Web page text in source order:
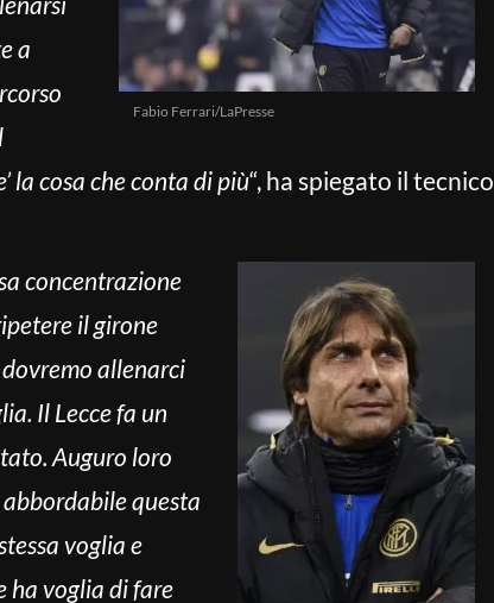
Fabio Ferrari/LaPresse
a
la cosa che conta di più“, ha spiegato il tecnico
concentrazione
il girone
allenarci
Il Lecce fa un
Auguro loro
questa
voglia e
ha voglia di fare